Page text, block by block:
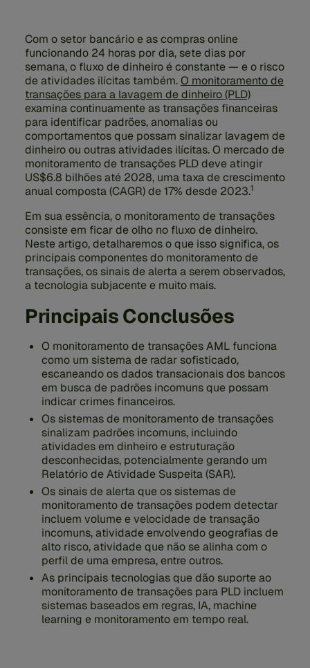
Com o setor bancário e as compras online
funcionando 24 horas por dia, sete dias por
semana, o fluxo de dinheiro é constante — e o risco
de atividades ilícitas também.O monitoramento de
transações para a lavagem de dinheiro (PLD)
examina continuamente as transações financeiras
para identificar padrões, anomalias ou
comportamentos que possam sinalizar lavagem de
dinheiro ou outras atividades ilícitas. O mercado de
monitoramento de transações PLD deve atingir
US$6.8 bilhões até 2028, uma taxa de crescimento
anual composta (CAGR) de 17% desde 2023.1
Em sua essência, o monitoramento de transações
consiste em ficar de olho no fluxo de dinheiro.
Neste artigo, detalharemos o que isso significa, os
principais componentes do monitoramento de
transações, os sinais de alerta a serem observados,
a tecnologia subjacente e muito mais.
Principais Conclusões
O monitoramento de transações AML funciona
como um sistema de radar sofisticado,
escaneando os dados transacionais dos bancos
em busca de padrões incomuns que possam
indicar crimes financeiros.
Os sistemas de monitoramento de transações
sinalizam padrões incomuns, incluindo
atividades em dinheiro e estruturação
desconhecidas, potencialmente gerando um
Relatório de Atividade Suspeita (SAR).
Os sinais de alerta que os sistemas de
monitoramento de transações podem detectar
incluem volume e velocidade de transação
incomuns, atividade envolvendo geografias de
alto risco, atividade que não se alinha com o
perfil de uma empresa, entre outros.
As principais tecnologias que dão suporte ao
monitoramento de transações para PLD incluem
sistemas baseados em regras, IA, machine
learning e monitoramento em tempo real.